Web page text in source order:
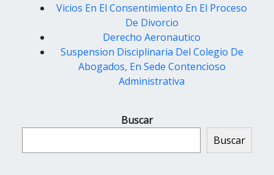
Vicios En El Consentimiento En El Proceso
De Divorcio
Derecho Aeronautico
Suspension Disciplinaria Del Colegio De
Abogados, En Sede Contencioso
Administrativa
Buscar
Buscar